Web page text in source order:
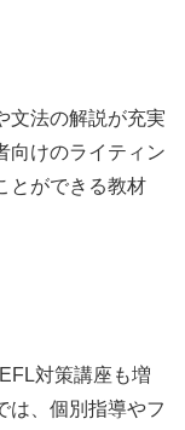
文法の解説が充実
向けのライティン
とができる教材
対策講座も増
は、個別指導やフ